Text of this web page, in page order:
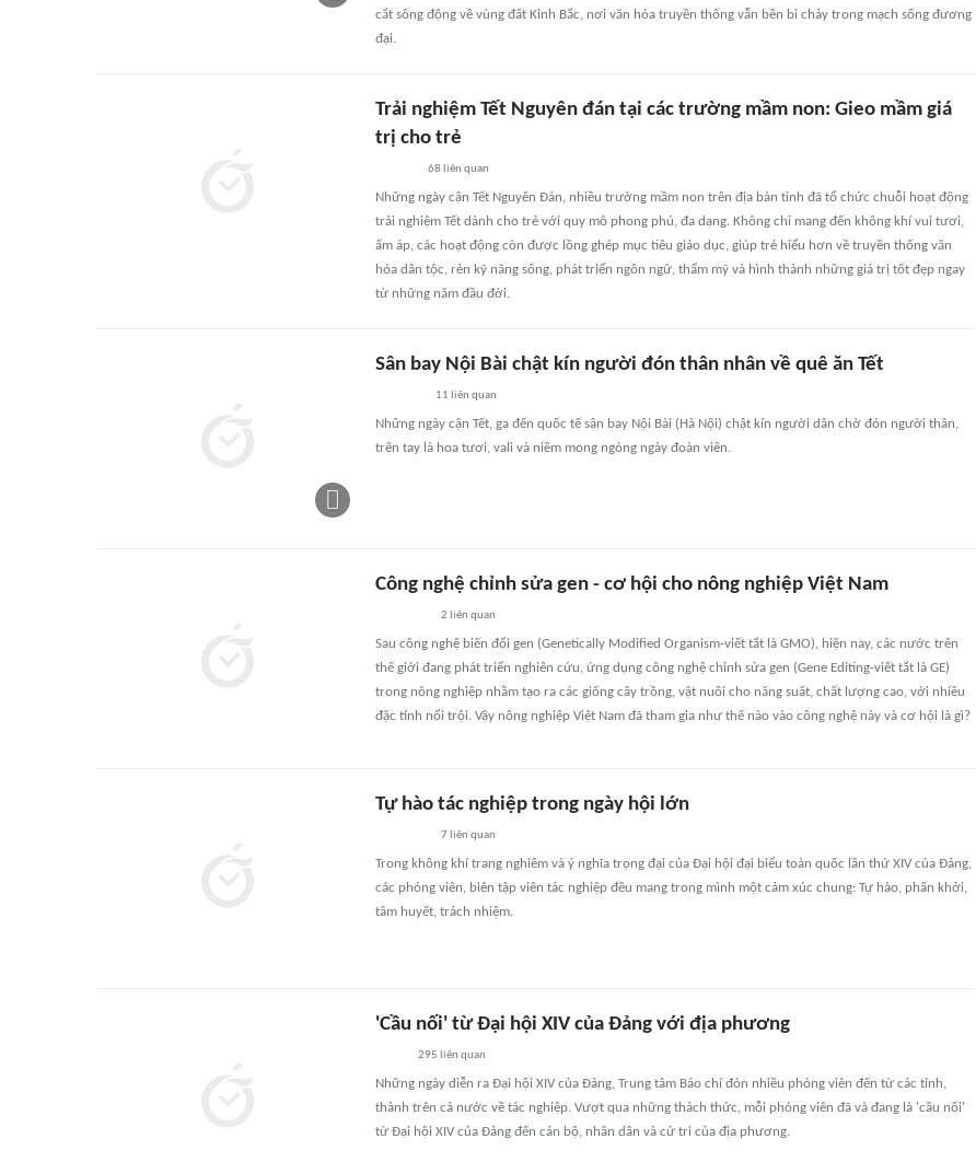
cắt sống động về vùng đất Kinh Bắc, nơi văn hóa truyền thống vẫn bền bỉ chảy trong mạch sống đương
đại.
Trải nghiệm Tết Nguyên đán tại các trường mầm non: Gieo mầm giá
trị cho trẻ
68 liên quan
Những ngày cận Tết Nguyên Đán, nhiều trường mầm non trên địa bàn tỉnh đã tổ chức chuỗi hoạt động
trải nghiệm Tết dành cho trẻ với quy mô phong phú, đa dạng. Không chỉ mang đến không khí vui tươi,
ấm áp, các hoạt động còn được lồng ghép mục tiêu giáo dục, giúp trẻ hiểu hơn về truyền thống văn
hóa dân tộc, rèn kỹ năng sống, phát triển ngôn ngữ, thẩm mỹ và hình thành những giá trị tốt đẹp ngay
từ những năm đầu đời.
Sân bay Nội Bài chật kín người đón thân nhân về quê ăn Tết
11 liên quan
Những ngày cận Tết, ga đến quốc tế sân bay Nội Bài (Hà Nội) chật kín người dân chờ đón người thân,
trên tay là hoa tươi, vali và niềm mong ngóng ngày đoàn viên.
Công nghệ chỉnh sửa gen - cơ hội cho nông nghiệp Việt Nam
2 liên quan
Sau công nghệ biến đổi gen (Genetically Modified Organism-viết tắt là GMO), hiện nay, các nước trên
thế giới đang phát triển nghiên cứu, ứng dụng công nghệ chỉnh sửa gen (Gene Editing-viết tắt là GE)
trong nông nghiệp nhằm tạo ra các giống cây trồng, vật nuôi cho năng suất, chất lượng cao, với nhiều
đặc tính nổi trội. Vậy nông nghiệp Việt Nam đã tham gia như thế nào vào công nghệ này và cơ hội là gì?
Tự hào tác nghiệp trong ngày hội lớn
7 liên quan
Trong không khí trang nghiêm và ý nghĩa trọng đại của Đại hội đại biểu toàn quốc lần thứ XIV của Đảng,
các phóng viên, biên tập viên tác nghiệp đều mang trong mình một cảm xúc chung: Tự hào, phấn khởi,
tâm huyết, trách nhiệm.
'Cầu nối' từ Đại hội XIV của Đảng với địa phương
295 liên quan
Những ngày diễn ra Đại hội XIV của Đảng, Trung tâm Báo chí đón nhiều phóng viên đến từ các tỉnh,
thành trên cả nước về tác nghiệp. Vượt qua những thách thức, mỗi phóng viên đã và đang là 'cầu nối'
từ Đại hội XIV của Đảng đến cán bộ, nhân dân và cử tri của địa phương.